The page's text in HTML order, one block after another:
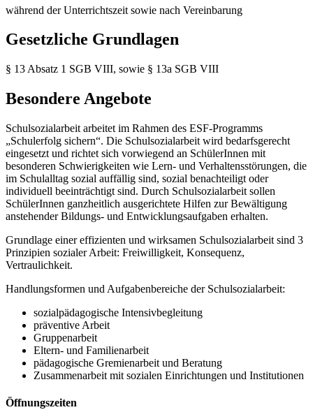
während der Unterrichtszeit sowie nach Vereinbarung
Gesetzliche Grundlagen
§ 13 Absatz 1 SGB VIII, sowie § 13a SGB VIII
Besondere Angebote
Schulsozialarbeit arbeitet im Rahmen des ESF-Programms
„Schulerfolg sichern“. Die Schulsozialarbeit wird bedarfsgerecht
eingesetzt und richtet sich vorwiegend an SchülerInnen mit
besonderen Schwierigkeiten wie Lern- und Verhaltensstörungen, die
im Schulalltag sozial auffällig sind, sozial benachteiligt oder
individuell beeinträchtigt sind. Durch Schulsozialarbeit sollen
SchülerInnen ganzheitlich ausgerichtete Hilfen zur Bewältigung
anstehender Bildungs- und Entwicklungsaufgaben erhalten.
Grundlage einer effizienten und wirksamen Schulsozialarbeit sind 3
Prinzipien sozialer Arbeit: Freiwilligkeit, Konsequenz,
Vertraulichkeit.
Handlungsformen und Aufgabenbereiche der Schulsozialarbeit:
sozialpädagogische Intensivbegleitung
präventive Arbeit
Gruppenarbeit
Eltern- und Familienarbeit
pädagogische Gremienarbeit und Beratung
Zusammenarbeit mit sozialen Einrichtungen und Institutionen
Öffnungszeiten